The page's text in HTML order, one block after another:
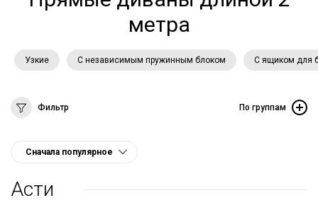
метра
Узкие С независимым пружинным блоком С ящиком для
Фильтр По группам
Асти